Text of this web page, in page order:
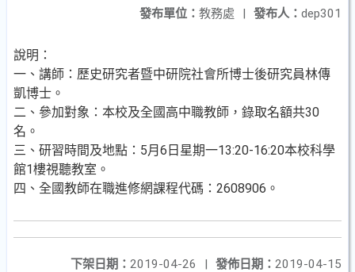
發布人： dep301
發布單位： 教務處 |
說明：
一、講師：歷史研究者暨中研院社會所博士後研究員林傳
凱博士。
二、參加對象：本校及全國高中職教師，錄取名額共30
名。
三、研習時間及地點：5月6日星期一13:20-16:20本校科學
館1樓視聽教室。
四、全國教師在職進修網課程代碼：2608906。
發佈日期： 2019-04-15
下架日期： 2019-04-26
|